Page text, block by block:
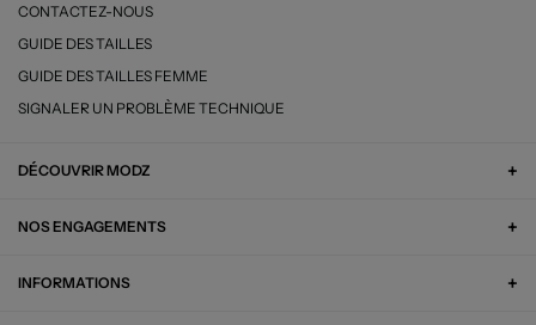
CONTACTEZ-NOUS
GUIDE DES TAILLES
GUIDE DES TAILLES FEMME
SIGNALER UN PROBLÈME TECHNIQUE
DÉCOUVRIR MODZ
NOS ENGAGEMENTS
INFORMATIONS